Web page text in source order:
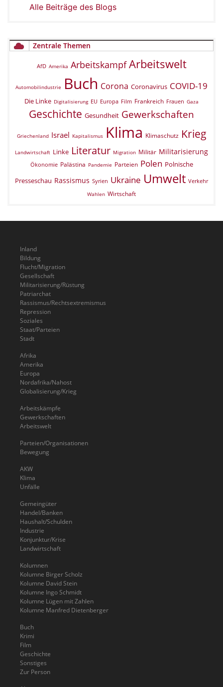
Alle Beiträge des Blogs
Zentrale Themen
AfD Amerika Arbeitskampf Arbeitswelt
Automobilindustrie Buch Corona Coronavirus COVID-19
Die Linke Digitalisierung EU Europa Film Frankreich Frauen Gaza
Geschichte Gesundheit Gewerkschaften
Griechenland Israel Kapitalismus Klima Klimaschutz Krieg
Landwirtschaft Linke Literatur Migration Militär Militarisierung
Ökonomie Palästina Pandemie Parteien Polen Polnische
Presseschau Rassismus Syrien Ukraine Umwelt Verkehr
Wahlen Wirtschaft
Inland
Bildung
Flucht/Migration
Gesellschaft
Militarisierung/Rüstung
Patriarchat
Rassismus/Rechtsextremismus
Repression
Soziales
Staat/Parteien
Stadt
Afrika
Amerika
Europa
Nordafrika/Nahost
Globalisierung/Krieg
Arbeitskämpfe
Gewerkschaften
Arbeitswelt
Parteien/Organisationen
Bewegung
AKW
Klima
Unfälle
Gemeingüter
Handel/Banken
Haushalt/Schulden
Industrie
Konjunktur/Krise
Landwirtschaft
Kolumnen
Kolumne Birger Scholz
Kolumne David Stein
Kolumne Ingo Schmidt
Kolumne Lügen mit Zahlen
Kolumne Manfred Dietenberger
Buch
Krimi
Film
Geschichte
Sonstiges
Zur Person